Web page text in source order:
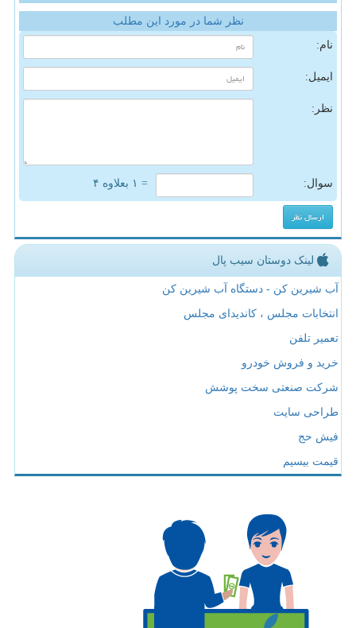
نظر شما در مورد این مطلب
نام:
ایمیل:
نظر:
سوال: = ۱ بعلاوه ۴
لینک دوستان سیب پال
آب شیرین کن - دستگاه آب شیرین کن
انتخابات مجلس ، کاندیدای مجلس
تعمیر تلفن
خرید و فروش خودرو
شرکت صنعتی سخت پوشش
طراحی سایت
فیش حج
قیمت بیسیم